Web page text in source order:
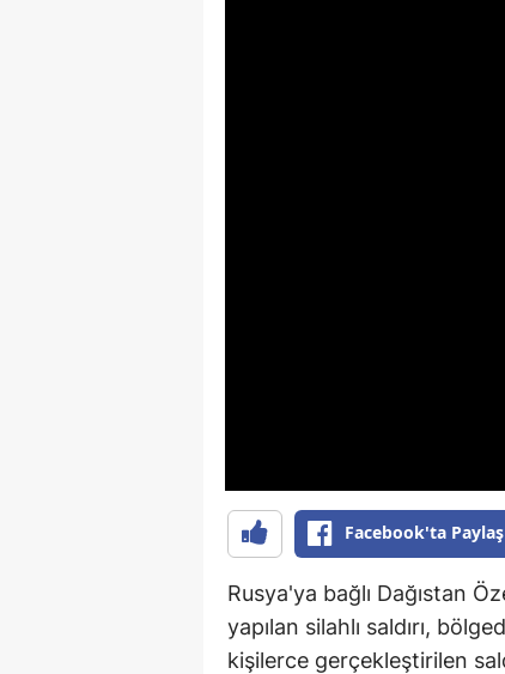
Facebook'ta Paylaş
Rusya'ya bağlı Dağıstan
yapılan silahlı saldırı,
kişilerce gerçekleştirilen